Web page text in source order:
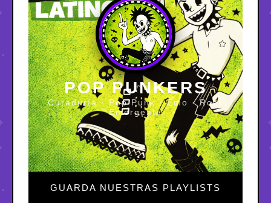
POP PUNKERS
Curaduría · Pop Punk · Emo · Rock
Emergente
GUARDA NUESTRAS PLAYLISTS